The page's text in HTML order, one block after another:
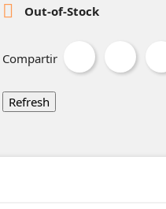
 Out-of-Stock
Compartir